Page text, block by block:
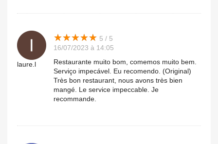
laure.l
★★★★★
★★★★★ 5 / 5
16/07/2023 à 14:05
Restaurante muito bom, comemos muito bem.
Serviço impecável. Eu recomendo. (Original)
Très bon restaurant, nous avons très bien
mangé. Le service impeccable. Je
recommande.